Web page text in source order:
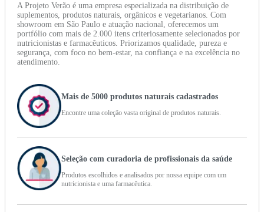
A Projeto Verão é uma empresa especializada na distribuição de
suplementos, produtos naturais, orgânicos e vegetarianos. Com
showroom em São Paulo e atuação nacional, oferecemos um
portfólio com mais de 2.000 itens criteriosamente selecionados por
nutricionistas e farmacêuticos. Priorizamos qualidade, pureza e
segurança, com foco no bem-estar, na confiança e na excelência no
atendimento.
Mais de 5000 produtos naturais cadastrados
Encontre uma coleção vasta original de produtos naturais.
Seleção com curadoria de profissionais da saúde
Produtos escolhidos e analisados por nossa equipe com um
nutricionista e uma farmacêutica.